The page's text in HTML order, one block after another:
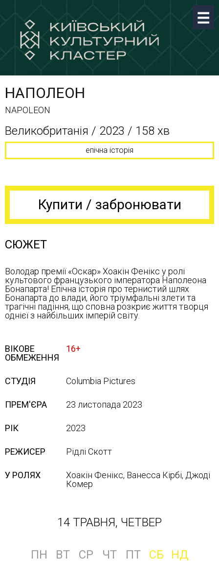
НАПОЛЕОН
NAPOLEON
Великобританія / 2023 / 158 хв
епічна історія
Купити / забронювати
СЮЖЕТ
Володар премії «Оскар» Хоакін Фенікс у ролі
культового французького імператора Наполеона
Бонапарта! Епічна історія про тернистий шлях
Бонапарта до влади, його тріумфальні злети та
трагічні падіння, що сповна розкриє життя творця
однієї з найбільших імперій світу.
ВІКОВЕ
ОБМЕЖЕННЯ
16+
СТУДІЯ Columbia Pictures
ПРЕМ'ЄРА 23 листопада 2023
РІК 2023
РЕЖИСЕР Рідлі Скотт
У РОЛЯХ
Хоакін Фенікс, Ванесса Кірбі, Джоді
Комер
14 ТРАВНЯ, ЧЕТВЕР
ПН ВТ СР ЧТ ПТ СБ
НД